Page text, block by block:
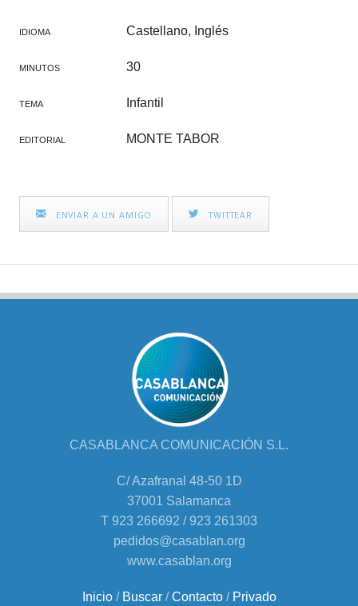
IDIOMA Castellano, Inglés
MINUTOS 30
TEMA Infantil
EDITORIAL MONTE TABOR
ENVIAR A UN AMIGO TWITTEAR
CASABLANCA COMUNICACIÓN S.L.
C/ Azafranal 48-50 1D
37001 Salamanca
T 923 266692 / 923 261303
pedidos@casablan.org
www.casablan.org
Inicio/ Buscar/Contacto/ Privado